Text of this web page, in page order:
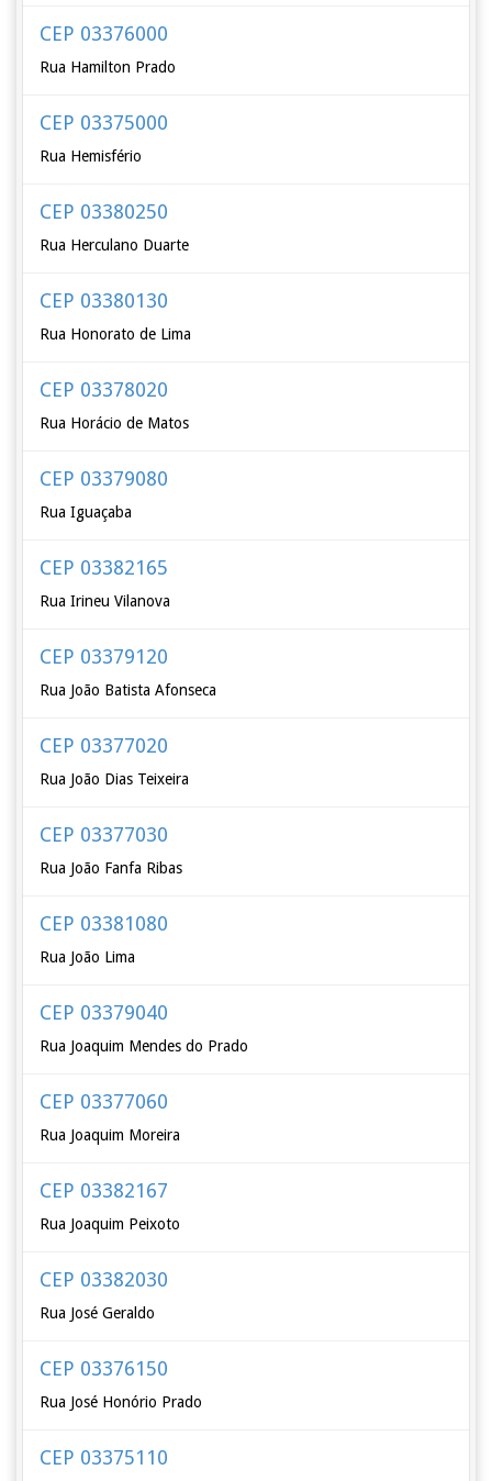
CEP 03376000
Rua Hamilton Prado
CEP 03375000
Rua Hemisfério
CEP 03380250
Rua Herculano Duarte
CEP 03380130
Rua Honorato de Lima
CEP 03378020
Rua Horácio de Matos
CEP 03379080
Rua Iguaçaba
CEP 03382165
Rua Irineu Vilanova
CEP 03379120
Rua João Batista Afonseca
CEP 03377020
Rua João Dias Teixeira
CEP 03377030
Rua João Fanfa Ribas
CEP 03381080
Rua João Lima
CEP 03379040
Rua Joaquim Mendes do Prado
CEP 03377060
Rua Joaquim Moreira
CEP 03382167
Rua Joaquim Peixoto
CEP 03382030
Rua José Geraldo
CEP 03376150
Rua José Honório Prado
CEP 03375110